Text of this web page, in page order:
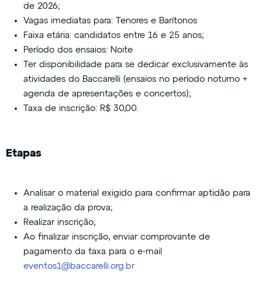
de 2026;​​
Vagas imediatas para: Tenores e Barítonos
Faixa etária: candidatos entre 16 e 25 anos;
Período dos ensaios: Noite
Ter disponibilidade para se dedicar exclusivamente às
atividades do Baccarelli (ensaios no período noturno +
agenda de apresentações e concertos);
​​Taxa de inscrição: R$ 30,00.
Etapas
Analisar o material exigido para confirmar aptidão para
a realização da prova;
Realizar inscrição;
Ao finalizar inscrição, enviar comprovante de
pagamento da taxa para o e-mail
eventos1@baccarelli.org.br